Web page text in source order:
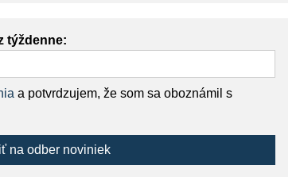
týždenne:
a potvrdzujem, že som sa oboznámil s
na odber noviniek